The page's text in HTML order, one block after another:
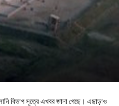
বিভাগ সূত্রে এখবর জানা গেছে। এছাড়াও